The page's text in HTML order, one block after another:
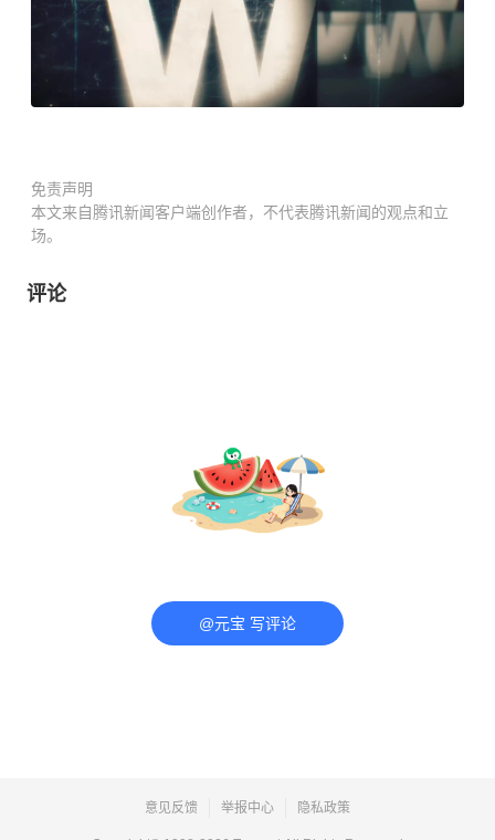
免责声明
本文来自腾讯新闻客户端创作者，不代表腾讯新闻的观点和立
场。
评论
@元宝 写评论
意见反馈 举报中心 隐私政策